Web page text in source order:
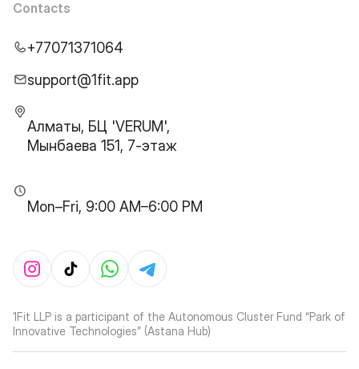
Contacts
+77071371064
support@1fit.app
Алматы, БЦ 'VERUM',
Мынбаева 151, 7-этаж
Mon–Fri, 9:00 AM–6:00 PM
1Fit LLP is a participant of the Autonomous Cluster Fund “Park of
Innovative Technologies” (Astana Hub)